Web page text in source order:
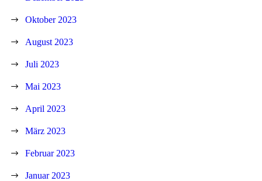
Oktober 2023
August 2023
Juli 2023
Mai 2023
April 2023
März 2023
Februar 2023
Januar 2023